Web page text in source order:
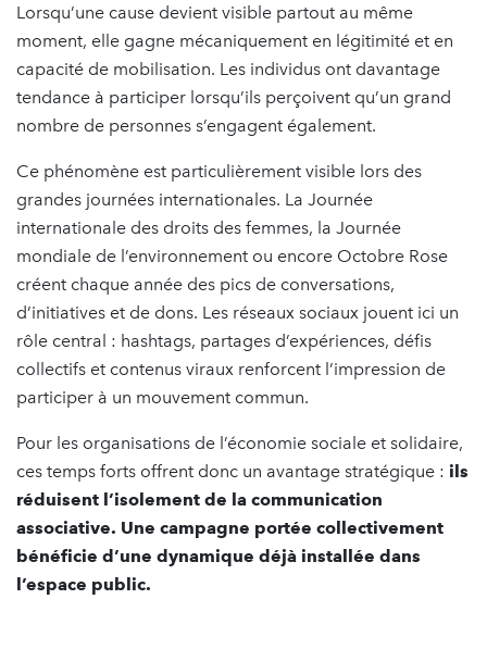
Lorsqu’une cause devient visible partout au même
moment, elle gagne mécaniquement en légitimité et en
capacité de mobilisation. Les individus ont davantage
tendance à participer lorsqu’ils perçoivent qu’un grand
nombre de personnes s’engagent également.
Ce phénomène est particulièrement visible lors des
grandes journées internationales. La Journée
internationale des droits des femmes, la Journée
mondiale de l’environnement ou encore Octobre Rose
créent chaque année des pics de conversations,
d’initiatives et de dons. Les réseaux sociaux jouent ici un
rôle central : hashtags, partages d’expériences, défis
collectifs et contenus viraux renforcent l’impression de
participer à un mouvement commun.
Pour les organisations de l’économie sociale et solidaire,
ces temps forts offrent donc un avantage stratégique : ils
réduisent l’isolement de la communication
associative. Une campagne portée collectivement
bénéficie d’une dynamique déjà installée dans
l’espace public.